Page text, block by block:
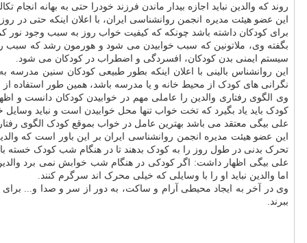
روند که والدین نباید اجازه بیدار ماندن فرزند خودرا حتی به بهانه انجام
این عضو هیئت مدیره انجمن روانشناسی ایران، با اعلان اینکه حتی در
برای کودکان داشته باشد چونکه که کیفیت خواب روز به سبب وجود
بگفته وی، ملاتونین که سبب خوابیدن می شود و هورمون رشد که
سیستم ایمنی بدن کودکان، افسردگی و اضطراب در کودکان می شود.
نگرانی های کودک از محیط خانه و یا مدرسه باشد، همین طور استفاده
وی الگوی رفتاری والدین را عاملی مهم در خوابیدن کودکان دانست و
کودک باید یاد بگیرد که تخت خواب تنها محل خوابیدن است و نباید
علی بیگی معتقد می باشد بهترین عامل در خواب بموقع کودک الگوی
این عضو هیئت مدیره انجمن روانشناسی ایران بر این باور است که
تحرک بدنی در طول روز را به کودک بدهند تا در هنگام شب کودک خسته
علی بیگی اظهار داشت: اگر کودکی در هنگام شب خوابش نمی برد والدین
اما والدین نباید او را با وسایلی که خیلی محرک اند سرگرم کنند.
وی در آخر به ایجاد محیطی آرام و ساکت، به دور از سر و صدا و...
ببرند.